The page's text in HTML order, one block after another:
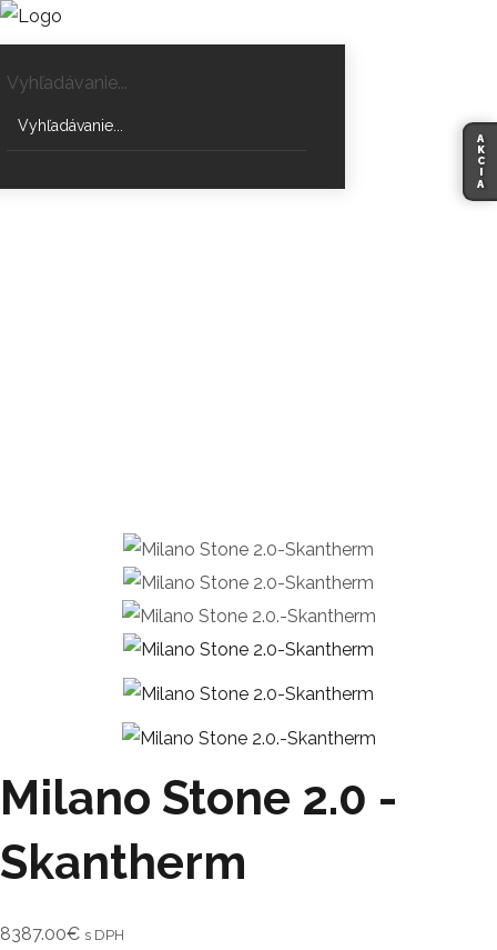
Vyhľadávanie...
A
K
C
A
Krbové kachle Milano Stone 2.0 -
Milano Stone 2.0 -
Skantherm
8387.00€ s DPH